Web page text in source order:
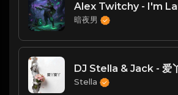
暗夜男
DJ Stella & Jack - 爱
Stella